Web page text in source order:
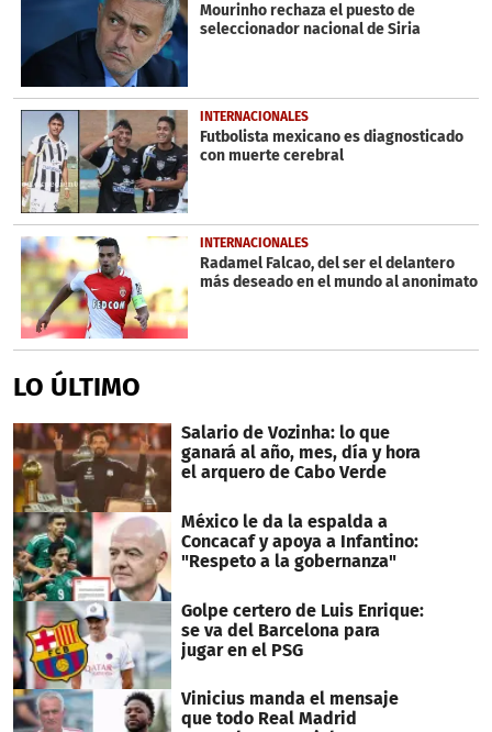
Mourinho rechaza el puesto de
seleccionador nacional de Siria
INTERNACIONALES
Futbolista mexicano es diagnosticado
con muerte cerebral
INTERNACIONALES
Radamel Falcao, del ser el delantero
más deseado en el mundo al anonimato
LO ÚLTIMO
Salario de Vozinha: lo que
ganará al año, mes, día y hora
el arquero de Cabo Verde
México le da la espalda a
Concacaf y apoya a Infantino:
"Respeto a la gobernanza"
Golpe certero de Luis Enrique:
se va del Barcelona para
jugar en el PSG
Vinicius manda el mensaje
que todo Real Madrid